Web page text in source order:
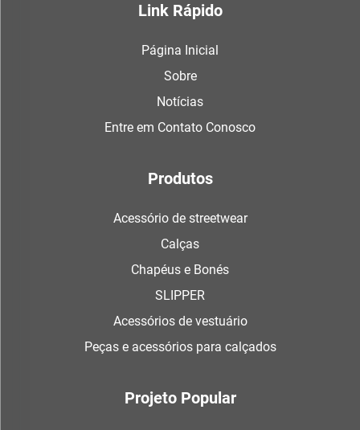
Link Rápido
Página Inicial
Sobre
Notícias
Entre em Contato Conosco
Produtos
Acessório de streetwear
Calças
Chapéus e Bonés
SLIPPER
Acessórios de vestuário
Peças e acessórios para calçados
Projeto Popular